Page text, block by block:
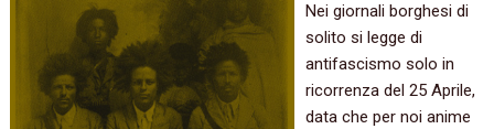
Nei giornali borghesi di
solito si legge di
antifascismo solo in
ricorrenza del 25 Aprile,
data che per noi anime